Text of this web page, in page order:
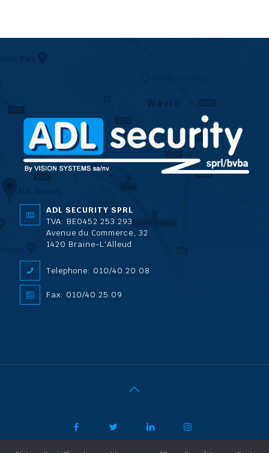
ADL SECURITY SPRL
TVA: BE0452.253.293
Avenue du Commerce, 32
1420 Braine-L'Alleud
Telephone: 010/40.20.08
Fax: 010/40.25.09